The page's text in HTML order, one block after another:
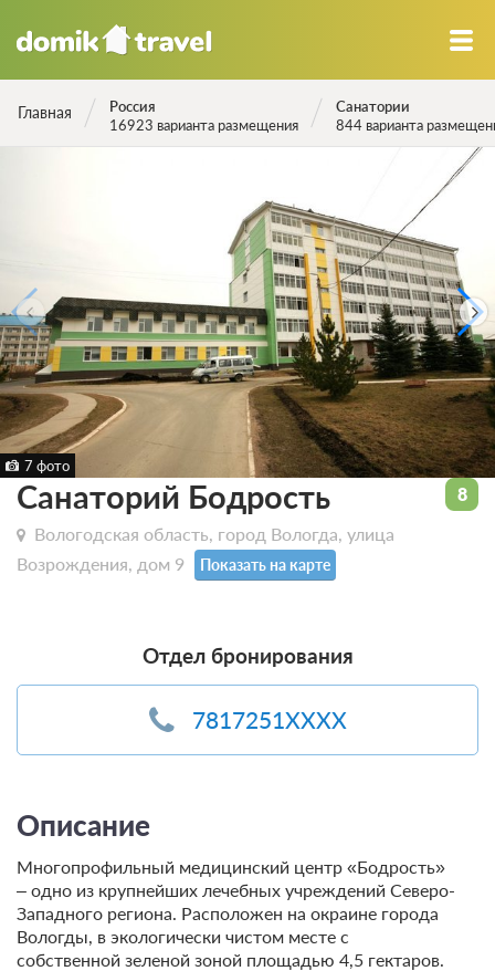
Главная
Россия
16923 варианта размещения
Санатории
844 варианта
7 фото
Санаторий Бодрость
Вологодская область, город Вологда, улица
Возрождения, дом 9
Показать на карте
Отдел бронирования
7817251XXXX
8
Описание
Многопрофильный медицинский центр «Бодрость»
– одно из крупнейших лечебных учреждений Северо-
Западного региона. Расположен на окраине города
Вологды, в экологически чистом месте с
собственной зеленой зоной площадью 4,5 гектаров.